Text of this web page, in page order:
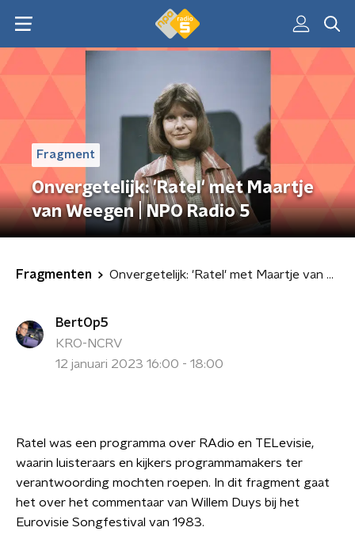
Fragment
Onvergetelijk: 'Ratel' met Maartje
van Weegen | NPO Radio 5
Fragmenten Onvergetelijk: 'Ratel' met Maartje van Weegen | NPO Radio 5
BertOp5
KRO-NCRV
12 januari 2023 16:00 - 18:00
Ratel was een programma over RAdio en TELevisie,
waarin luisteraars en kijkers programmamakers ter
verantwoording mochten roepen. In dit fragment gaat
het over het commentaar van Willem Duys bij het
Eurovisie Songfestival van 1983.